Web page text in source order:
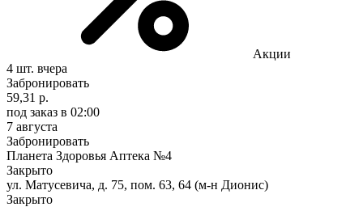
Акции
4 шт. вчера
Забронировать
59,31 р.
под заказ в 02:00
7 августа
Забронировать
Планета Здоровья Аптека №4
Закрыто
ул. Матусевича, д. 75, пом. 63, 64 (м-н Дионис)
Закрыто